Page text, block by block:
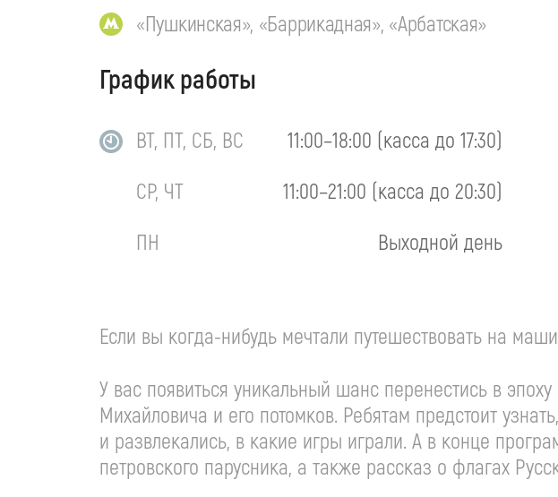
«Пушкинская», «Баррикадная», «Арбатская»
График работы
ВТ, ПТ, СБ, ВС
11:00–18:00 (касса до 17:30)
СР, ЧТ
11:00–21:00 (касса до 20:30)
ПН
Выходной день
Если вы когда-нибудь мечтали путешествовать на
У вас появиться уникальный шанс перенестись в
Михайловича и его потомков. Ребятам предстоит
и развлекались, в какие игры играли. А в конце
петровского парусника, а также рассказ о флагах